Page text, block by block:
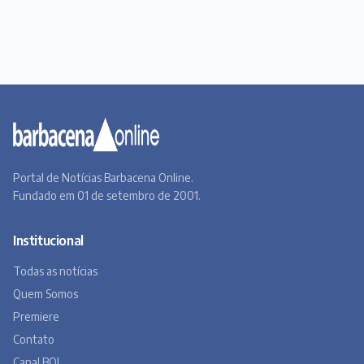
Contato
Acervo Online
Barbacena, um lugar a Beira do Caminho
Museu Virtual
Museu do Tropeirismo